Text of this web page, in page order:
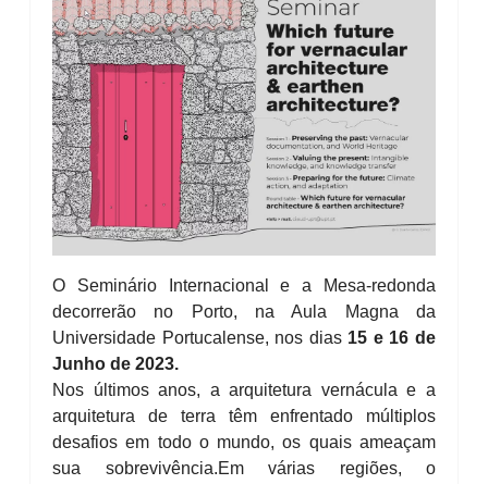
O Seminário Internacional e a Mesa-redonda
decorrerão no Porto, na Aula Magna da
Universidade Portucalense, nos dias 15 e 16 de
Junho de 2023.
Nos últimos anos, a arquitetura vernácula e a
arquitetura de terra têm enfrentado múltiplos
desafios em todo o mundo, os quais ameaçam
sua sobrevivência.Em várias regiões, o